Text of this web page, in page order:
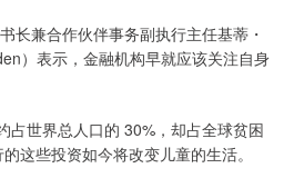
兼合作伙伴事务副执行主任基蒂・
）表示，金融机构早就应该关注自身
世界总人口的 30%，却占全球贫困
这些投资如今将改变儿童的生活。